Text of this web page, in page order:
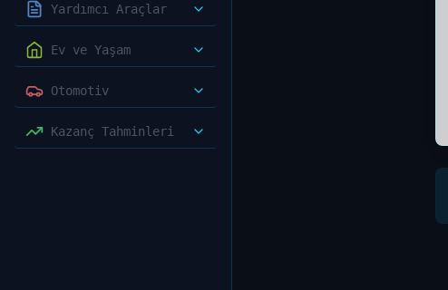
Yardımcı Araçlar
Ev ve Yaşam
Otomotiv
Kazanç Tahminleri